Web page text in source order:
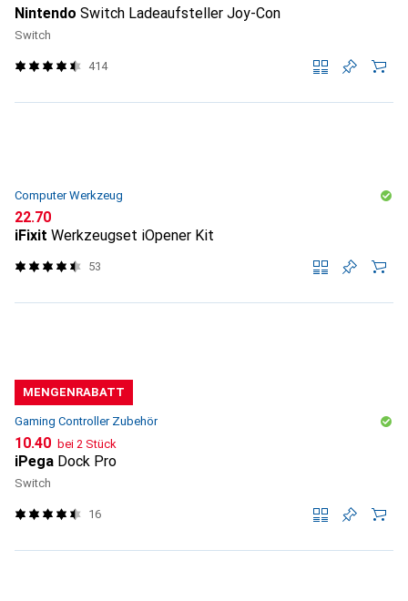
Nintendo Switch Ladeaufsteller Joy-Con
Switch
414
Computer Werkzeug
CHF
22.70
iFixit Werkzeugset iOpener Kit
53
MENGENRABATT
Gaming Controller Zubehör
CHF
10.40 bei 2 Stück
iPega Dock Pro
Switch
16